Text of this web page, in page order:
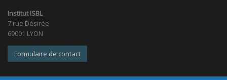
Institut ISBL
7 rue Désirée
69001 LYON
Formulaire de contact